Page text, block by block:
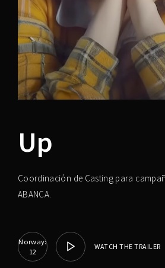
Up
Coordinación de Casting para
ABANCA.
Norway:
12
WATCH THE TRAILER